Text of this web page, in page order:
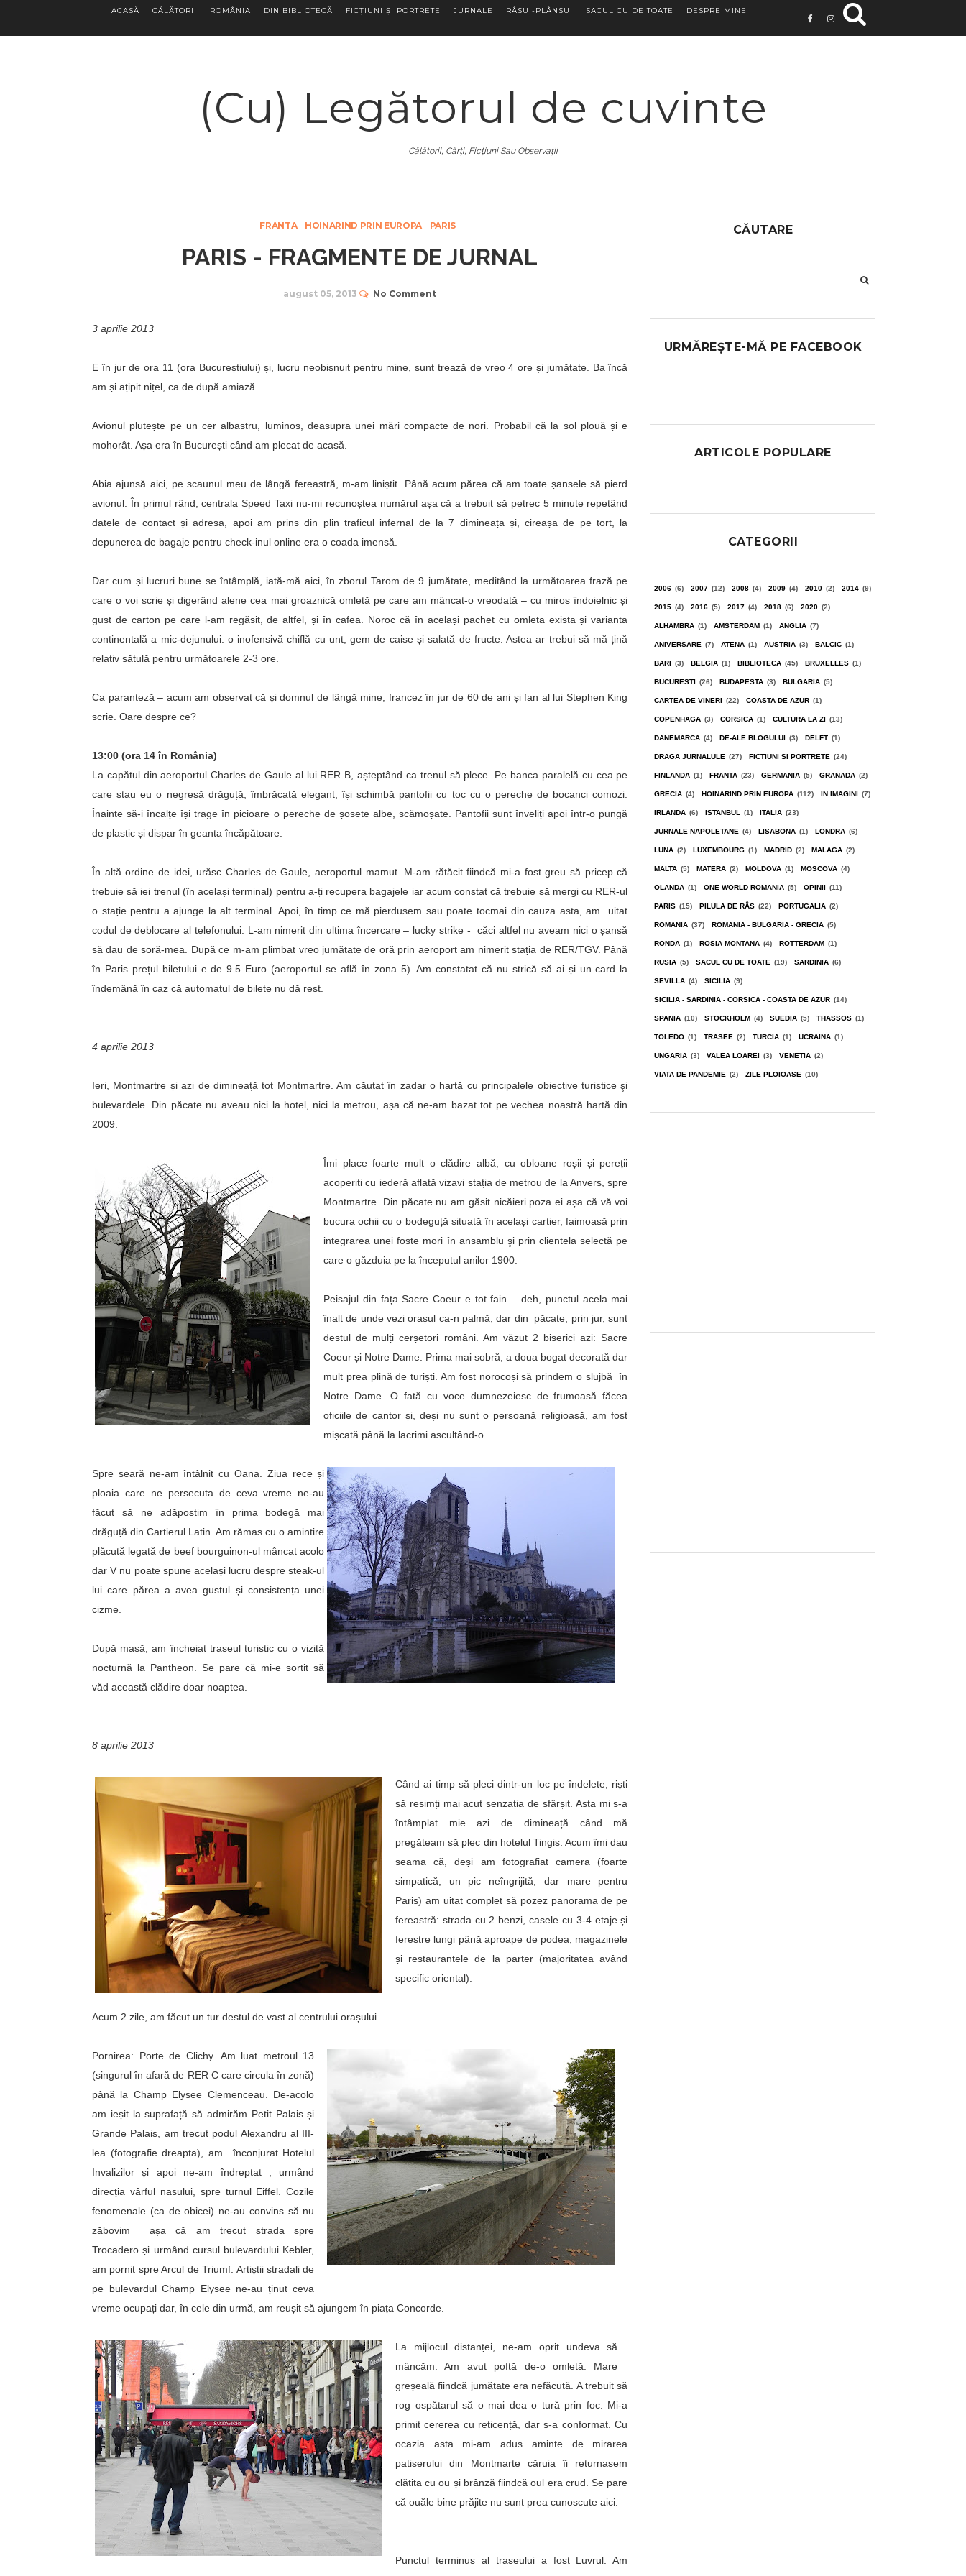
ACASĂ CĂLĂTORII ROMÂNIA DIN BIBLIOTECĂ FICȚIUNI ȘI PORTRETE JURNALE RÂSU'-PLÂNSU' SACUL CU DE TOATE DESPRE MINE
(Cu) Legătorul de cuvinte
Călătorii, Cărţi, Ficţiuni Sau Observaţii
FRANTA HOINARIND PRIN EUROPA PARIS
PARIS - FRAGMENTE DE JURNAL
august 05, 2013 No Comment
3 aprilie 2013
E în jur de ora 11 (ora Bucureștiului) și, lucru neobișnuit pentru mine, sunt trează de vreo 4 ore și jumătate. Ba încă
am și ațipit nițel, ca de după amiază.
Avionul plutește pe un cer albastru, luminos, deasupra unei mări compacte de nori. Probabil că la sol plouă și e
mohorât. Așa era în București când am plecat de acasă.
Abia ajunsă aici, pe scaunul meu de lângă fereastră, m-am liniștit. Până acum părea că am toate șansele să pierd
avionul. În primul rând, centrala Speed Taxi nu-mi recunoștea numărul așa că a trebuit să petrec 5 minute repetând
datele de contact și adresa, apoi am prins din plin traficul infernal de la 7 dimineața și, cireașa de pe tort, la
depunerea de bagaje pentru check-inul online era o coada imensă.
Dar cum și lucruri bune se întâmplă, iată-mă aici, în zborul Tarom de 9 jumătate, meditând la următoarea frază pe
care o voi scrie și digerând alene cea mai groaznică omletă pe care am mâncat-o vreodată – cu miros îndoielnic și
gust de carton pe care l-am regăsit, de altfel, și în cafea. Noroc că în același pachet cu omleta exista și varianta
continentală a mic-dejunului: o inofensivă chiflă cu unt, gem de caise și salată de fructe. Astea ar trebui să mă țină
relativ sătulă pentru următoarele 2-3 ore.
Ca paranteză – acum am observat că și domnul de lângă mine, francez în jur de 60 de ani și fan al lui Stephen King
scrie. Oare despre ce?
13:00 (ora 14 în România)
La capătul din aeroportul Charles de Gaule al lui RER B, așteptând ca trenul să plece. Pe banca paralelă cu cea pe
care stau eu o negresă drăguță, îmbrăcată elegant, își schimbă pantofii cu toc cu o pereche de bocanci comozi.
Înainte să-i încalțe își trage în picioare o pereche de șosete albe, scămoșate. Pantofii sunt înveliți apoi într-o pungă
de plastic și dispar în geanta încăpătoare.
În altă ordine de idei, urăsc Charles de Gaule, aeroportul mamut. M-am rătăcit fiindcă mi-a fost greu să pricep că
trebuie să iei trenul (în același terminal) pentru a-ți recupera bagajele iar acum constat că trebuie să mergi cu RER-ul
o stație pentru a ajunge la alt terminal. Apoi, în timp ce mă pierdusem sau poate tocmai din cauza asta, am uitat
codul de deblocare al telefonului. L-am nimerit din ultima încercare – lucky strike - căci altfel nu aveam nici o șansă
să dau de soră-mea. După ce m-am plimbat vreo jumătate de oră prin aeroport am nimerit stația de RER/TGV. Până
în Paris prețul biletului e de 9.5 Euro (aeroportul se află în zona 5). Am constatat că nu strică să ai și un card la
îndemână în caz că automatul de bilete nu dă rest.
4 aprilie 2013
Ieri, Montmartre și azi de dimineață tot Montmartre. Am căutat în zadar o hartă cu principalele obiective turistice şi
bulevardele. Din păcate nu aveau nici la hotel, nici la metrou, așa că ne-am bazat tot pe vechea noastră hartă din
2009.
Îmi place foarte mult o clădire albă, cu obloane roșii și pereții
acoperiți cu iederă aflată vizavi stația de metrou de la Anvers, spre
Montmartre. Din păcate nu am găsit nicăieri poza ei așa că vă voi
bucura ochii cu o bodeguță situată în același cartier, faimoasă prin
integrarea unei foste mori în ansamblu şi prin clientela selectă pe
care o găzduia pe la începutul anilor 1900.
Peisajul din fața Sacre Coeur e tot fain – deh, punctul acela mai
înalt de unde vezi orașul ca-n palmă, dar din păcate, prin jur, sunt
destul de mulți cerșetori români. Am văzut 2 biserici azi: Sacre
Coeur și Notre Dame. Prima mai sobră, a doua bogat decorată dar
mult prea plină de turiști. Am fost norocoși să prindem o slujbă în
Notre Dame. O fată cu voce dumnezeiesc de frumoasă făcea
oficiile de cantor și, deși nu sunt o persoană religioasă, am fost
mișcată până la lacrimi ascultând-o.
Spre seară ne-am întâlnit cu Oana. Ziua rece și
ploaia care ne persecuta de ceva vreme ne-au
făcut să ne adăpostim în prima bodegă mai
drăguță din Cartierul Latin. Am rămas cu o amintire
plăcută legată de beef bourguinon-ul mâncat acolo
dar V nu poate spune același lucru despre steak-ul
lui care părea a avea gustul și consistența unei
cizme.
După masă, am încheiat traseul turistic cu o vizită
nocturnă la Pantheon. Se pare că mi-e sortit să
văd această clădire doar noaptea.
8 aprilie 2013
Când ai timp să pleci dintr-un loc pe îndelete, riști
să resimți mai acut senzația de sfârșit. Asta mi s-a
întâmplat mie azi de dimineață când mă
pregăteam să plec din hotelul Tingis. Acum îmi dau
seama că, deși am fotografiat camera (foarte
simpatică, un pic neîngrijită, dar mare pentru
Paris) am uitat complet să pozez panorama de pe
fereastră: strada cu 2 benzi, casele cu 3-4 etaje și
ferestre lungi până aproape de podea, magazinele
și restaurantele de la parter (majoritatea având
specific oriental).
Acum 2 zile, am făcut un tur destul de vast al centrului orașului.
Pornirea: Porte de Clichy. Am luat metroul 13
(singurul în afară de RER C care circula în zonă)
până la Champ Elysee Clemenceau. De-acolo
am ieșit la suprafață să admirăm Petit Palais și
Grande Palais, am trecut podul Alexandru al III-
lea (fotografie dreapta), am înconjurat Hotelul
Invalizilor și apoi ne-am îndreptat , urmând
direcția vârful nasului, spre turnul Eiffel. Cozile
fenomenale (ca de obicei) ne-au convins să nu
zăbovim așa că am trecut strada spre
Trocadero și urmând cursul bulevardului Kebler,
am pornit spre Arcul de Triumf. Artiștii stradali de
pe bulevardul Champ Elysee ne-au ținut ceva
vreme ocupați dar, în cele din urmă, am reușit să ajungem în piața Concorde.
La mijlocul distanței, ne-am oprit undeva să
mâncăm. Am avut poftă de-o omletă . Mare
greșeală fiindcă jumătate era nefăcută. A trebuit să
rog ospătarul să o mai dea o tură prin foc. Mi-a
primit cererea cu reticență, dar s-a conformat. Cu
ocazia asta mi-am adus aminte de mirarea
patiserului din Montmarte căruia îi returnasem
clătita cu ou și brânză fiindcă oul era crud. Se pare
că ouăle bine prăjite nu sunt prea cunoscute aici.
Punctul terminus al traseului a fost Luvrul. Am
CĂUTARE
URMĂREȘTE-MĂ PE FACEBOOK
ARTICOLE POPULARE
CATEGORII
2006 (6) 2007 (12) 2008 (4) 2009 (4) 2010 (2) 2014 (9)
2015 (4) 2016 (5) 2017 (4) 2018 (6) 2020 (2)
ALHAMBRA (1) AMSTERDAM (1) ANGLIA (7)
ANIVERSARE (7) ATENA (1) AUSTRIA (3) BALCIC (1)
BARI (3) BELGIA (1) BIBLIOTECA (45) BRUXELLES (1)
BUCURESTI (26) BUDAPESTA (3) BULGARIA (5)
CARTEA DE VINERI (22) COASTA DE AZUR (1)
COPENHAGA (3) CORSICA (1) CULTURA LA ZI (13)
DANEMARCA (4) DE-ALE BLOGULUI (3) DELFT (1)
DRAGA JURNALULE (27) FICTIUNI SI PORTRETE (24)
FINLANDA (1) FRANTA (23) GERMANIA (5) GRANADA (2)
GRECIA (4) HOINARIND PRIN EUROPA (112) IN IMAGINI (7)
IRLANDA (6) ISTANBUL (1) ITALIA (23)
JURNALE NAPOLETANE (4) LISABONA (1) LONDRA (6)
LUNA (2) LUXEMBOURG (1) MADRID (2) MALAGA (2)
MALTA (5) MATERA (2) MOLDOVA (1) MOSCOVA (4)
OLANDA (1) ONE WORLD ROMANIA (5) OPINII (11)
PARIS (15) PILULA DE RÂS (22) PORTUGALIA (2)
ROMANIA (37) ROMANIA - BULGARIA - GRECIA (5)
RONDA (1) ROSIA MONTANA (4) ROTTERDAM (1)
RUSIA (5) SACUL CU DE TOATE (19) SARDINIA (6)
SEVILLA (4) SICILIA (9)
SICILIA - SARDINIA - CORSICA - COASTA DE AZUR (14)
SPANIA (10) STOCKHOLM (4) SUEDIA (5) THASSOS (1)
TOLEDO (1) TRASEE (2) TURCIA (1) UCRAINA (1)
UNGARIA (3) VALEA LOAREI (3) VENETIA (2)
VIATA DE PANDEMIE (2) ZILE PLOIOASE (10)